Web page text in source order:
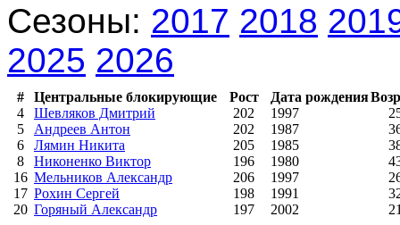
Сезоны: 2017 2018
2025 2026
# Центральные блокирующие Рост Дата рождения
4
Шевляков Дмитрий 202 1997
5
Андреев Антон 202 1987
6
Лямин Никита 205 1985
8
Никоненко Виктор 196 1980
16 Мельников Александр 206 1997
17 Рохин Сергей 198 1991
20 Горяный Александр 197 2002